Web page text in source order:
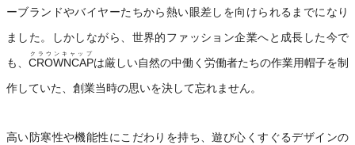
ーブランドやバイヤーたちから熱い眼差しを向けられるまでになり
ました。しかしながら、世界的ファッション企業へと成長した今で
も、 CROWNCAP
クラウンキャップ
は厳しい自然の中働く労働者たちの作業用帽子を制
作していた、創業当時の思いを決して忘れません。
高い防寒性や機能性にこだわりを持ち、遊び心くすぐるデザインの